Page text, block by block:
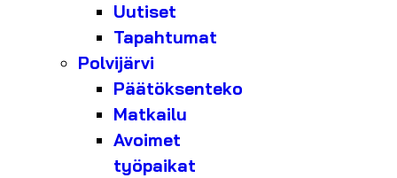
Uutiset
Tapahtumat
Polvijärvi
Päätöksenteko
Matkailu
Avoimet
työpaikat